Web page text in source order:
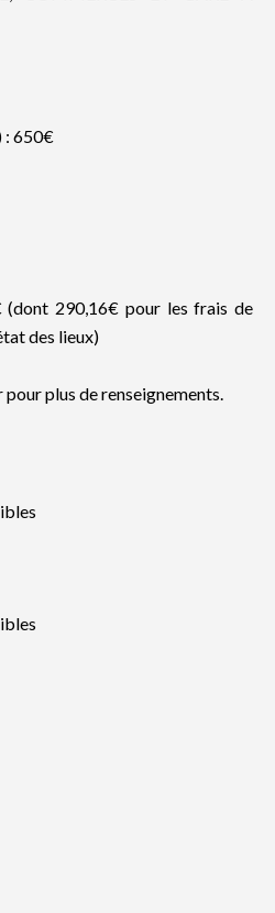
: 650€
(dont 290,16€ pour les frais de
des lieux)
plus de renseignements.